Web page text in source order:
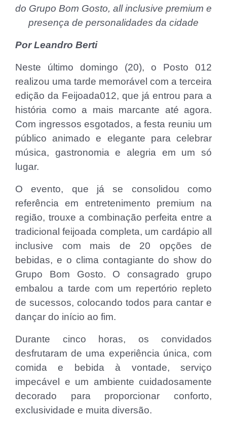
do Grupo Bom Gosto, all inclusive premium e
presença de personalidades da cidade
Por Leandro Berti
Neste último domingo (20), o Posto 012
realizou uma tarde memorável com a terceira
edição da Feijoada012, que já entrou para a
história como a mais marcante até agora.
Com ingressos esgotados, a festa reuniu um
público animado e elegante para celebrar
música, gastronomia e alegria em um só
lugar.
O evento, que já se consolidou como
referência em entretenimento premium na
região, trouxe a combinação perfeita entre a
tradicional feijoada completa, um cardápio all
inclusive com mais de 20 opções de
bebidas, e o clima contagiante do show do
Grupo Bom Gosto. O consagrado grupo
embalou a tarde com um repertório repleto
de sucessos, colocando todos para cantar e
dançar do início ao fim.
Durante cinco horas, os convidados
desfrutaram de uma experiência única, com
comida e bebida à vontade, serviço
impecável e um ambiente cuidadosamente
decorado para proporcionar conforto,
exclusividade e muita diversão.